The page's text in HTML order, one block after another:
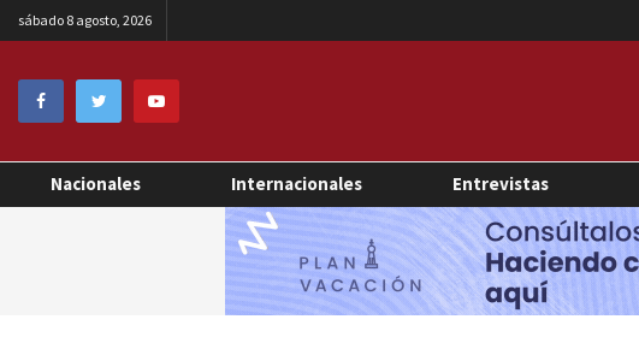
sábado 8 agosto, 2026
Nacionales Internacionales Entrevistas